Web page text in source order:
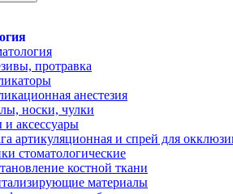
протравка
анестезия
носки, чулки
и аксессуары
артикуляционная и спрей для
стоматологические
костной ткани
материалы